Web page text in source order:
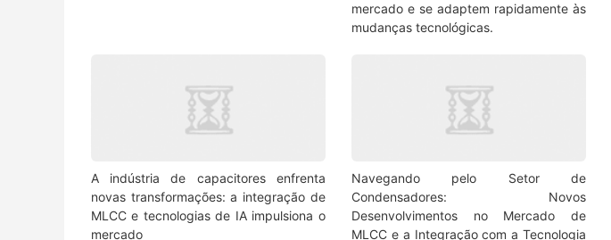
mercado e se adaptem rapidamente às
mudanças tecnológicas.
A indústria de capacitores enfrenta
novas transformações: a integração de
MLCC e tecnologias de IA impulsiona o
mercado
Navegando pelo Setor de
Condensadores: Novos
Desenvolvimentos no Mercado de
MLCC e a Integração com a Tecnologia